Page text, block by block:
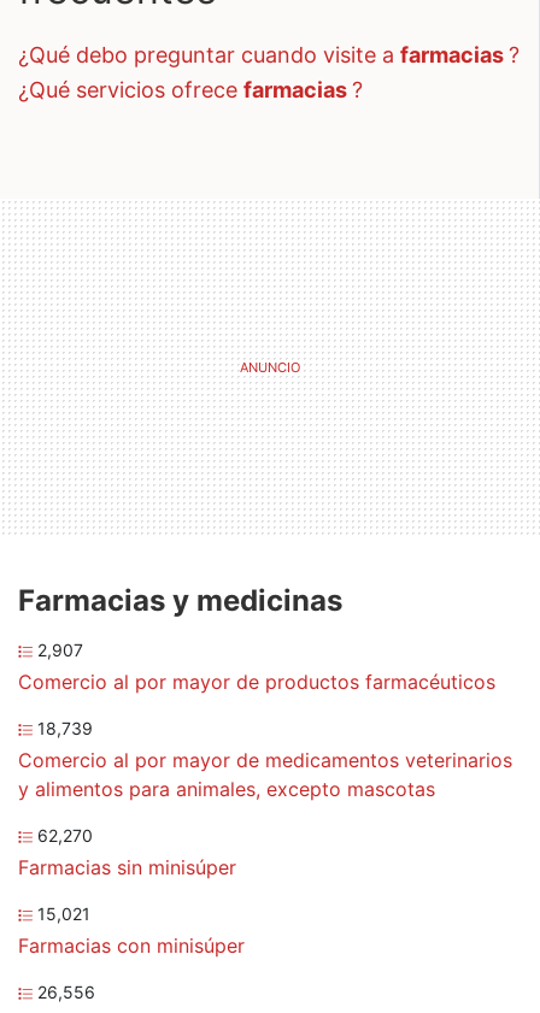
¿qué debo preguntar cuando visite a farmacias?
¿qué servicios ofrece farmacias?
Farmacias y medicinas
2,907
Comercio al por mayor de productos farmacéuticos
18,739
Comercio al por mayor de medicamentos veterinarios
y alimentos para animales, excepto mascotas
62,270
Farmacias sin minisúper
15,021
Farmacias con minisúper
26,556